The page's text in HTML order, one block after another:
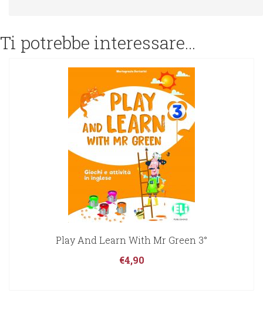
Ti potrebbe interessare…
Play And Learn With Mr Green 3°
€4,90